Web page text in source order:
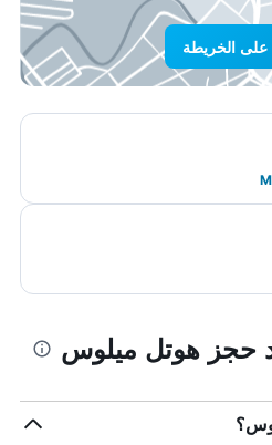
الخريطة
حجز هوتل ميلوس